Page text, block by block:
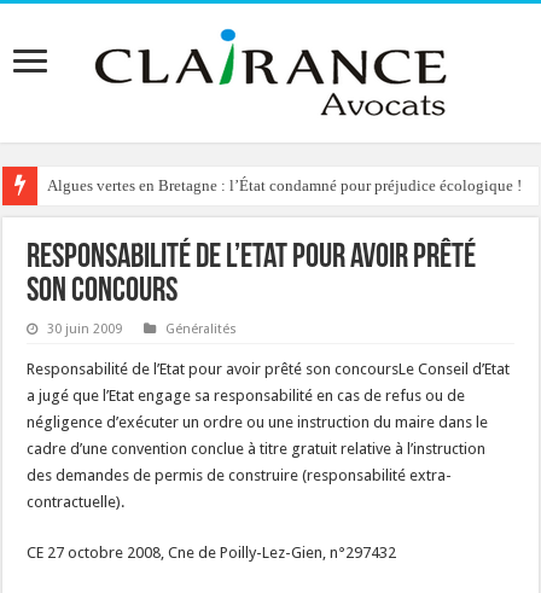
Algues vertes en Bretagne : l’État condamné pour préjudice écologique !
Responsabilité de l’Etat pour avoir prêté
son concours
30 juin 2009 Généralités
Responsabilité de l’Etat pour avoir prêté son concoursLe Conseil d’Etat
a jugé que l’Etat engage sa responsabilité en cas de refus ou de
négligence d’exécuter un ordre ou une instruction du maire dans le
cadre d’une convention conclue à titre gratuit relative à l’instruction
des demandes de permis de construire (responsabilité extra-
contractuelle).
CE 27 octobre 2008, Cne de Poilly-Lez-Gien, n°297432